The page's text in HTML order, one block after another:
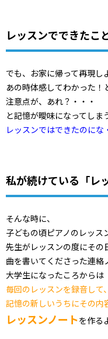
レッスンでできたこ
でも、お家に帰って再現し
あの時体感してわかった！
注意点が、あれ？・・・
と記憶が曖味になってしま
レッスンではできたのにな
私が続けている「レ
そんな時に、
子どもの頃ピアノのレッス
先生がレッスンの度にその
曲を書いてくださった連絡
大学生になったころからは
毎回のレッスンを録音して、
記憶の新しいうちにその内
レッスンノートを作る